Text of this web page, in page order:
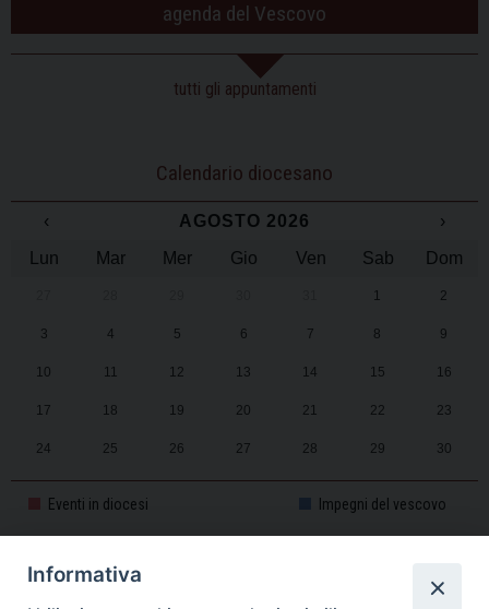
agenda del Vescovo
tutti gli appuntamenti
Calendario diocesano
‹ AGOSTO 2026
›
Lun
Mar Mer Gio Ven Sab Dom
1 2
3 4 5 6 7 8 9
10 11 12 13 14 15 16
17 18 19 20 21 22 23
24 25 26 27 28 29 30
Eventi in diocesi Impegni del vescovo
CALENDARIO PASTORALE 2025-2026
Informativa